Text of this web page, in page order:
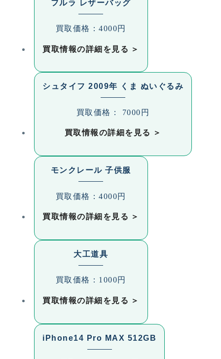
フルラ レザーバッグ
買取価格：4000円
買取情報の詳細を見る
シュタイフ 2009年 くま ぬいぐるみ
買取価格： 7000円
買取情報の詳細を見る
モンクレール 子供服
買取価格：4000円
買取情報の詳細を見る
大工道具
買取価格：1000円
買取情報の詳細を見る
iPhone14 Pro MAX 512GB